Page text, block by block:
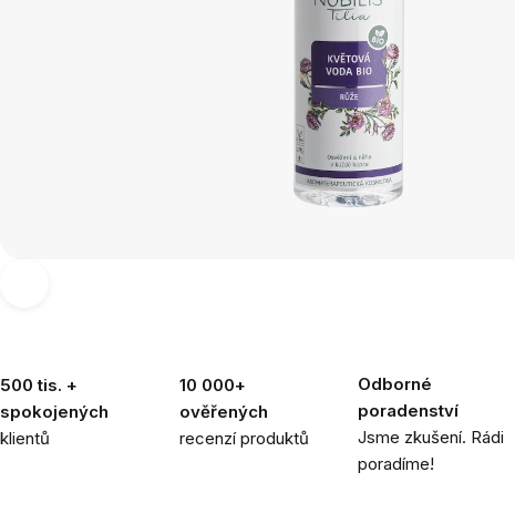
500 tis. +
spokojených
klientů
10 000+
ověřených
recenzí produktů
Odborné
poradenství
Jsme zkušení. Rádi
poradíme!